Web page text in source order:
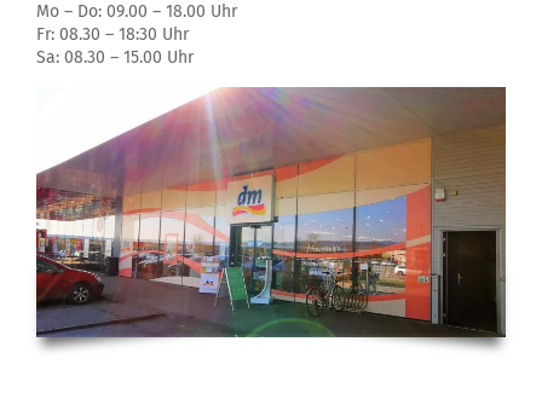
Mo – Do: 09.00 – 18.00 Uhr
Fr: 08.30 – 18:30 Uhr
Sa: 08.30 – 15.00 Uhr